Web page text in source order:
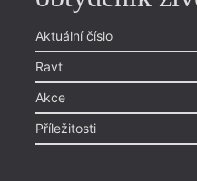
Aktuální číslo
Ravt
Akce
Příležitosti